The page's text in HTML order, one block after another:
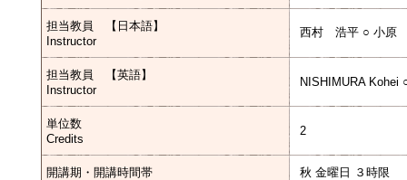
担当教員 【日本語】
Instructor
西村 浩平 ○ 小原
担当教員 【英語】
Instructor
NISHIMURA Kohei
単位数
Credits
2
開講期・開講時間帯
秋 金曜日 ３時限